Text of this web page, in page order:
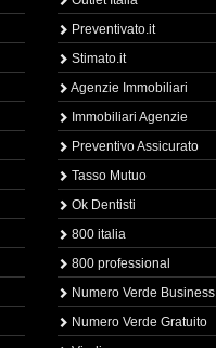
Preventivato.it
Stimato.it
Agenzie Immobiliari
Immobiliari Agenzie
Preventivo Assicurato
Tasso Mutuo
Ok Dentisti
800 italia
800 professional
Numero Verde Business
Numero Verde Gratuito